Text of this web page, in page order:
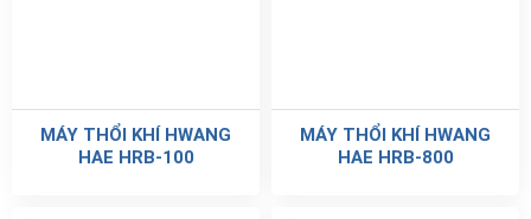
MÁY THỔI KHÍ HWANG
HAE HRB-100
MÁY THỔI KHÍ HWANG
HAE HRB-800